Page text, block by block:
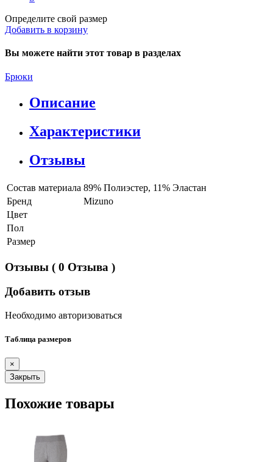
Определите свой размер
Добавить в корзину
Вы можете найти этот товар в разделах
Брюки
Описание
Характеристики
Отзывы
Состав материала 89% Полиэстер, 11% Эластан
Бренд
Mizuno
Цвет
Пол
Размер
Отзывы ( 0 Отзыва )
Добавить отзыв
Необходимо авторизоваться
Таблица размеров
×
Закрыть
Похожие товары